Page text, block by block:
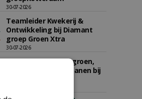
30-07-2026
Teamleider Kwekerij &
Ontwikkeling bij Diamant
groep Groen Xtra
30-07-2026
Adviseur openbaar groen,
sportvelden & golfbanen bij